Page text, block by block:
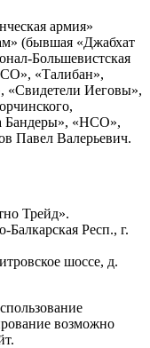
армия»
(бывшая «Джабхат
Большевистская
«Талибан»,
«Свидетели Иеговы»,
Бандеры», «НСО»,
Павел Валерьевич.
Трейд».
Респ., г.
шоссе, д.
возможно